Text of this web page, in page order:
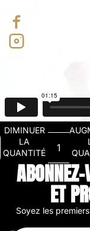
DIMINUER
LA
QUANTITÉ
ET
Soyez les